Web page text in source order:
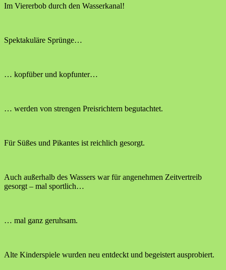
Im Viererbob durch den Wasserkanal!
Spektakuläre Sprünge…
… kopfüber und kopfunter…
… werden von strengen Preisrichtern begutachtet.
Für Süßes und Pikantes ist reichlich gesorgt.
Auch außerhalb des Wassers war für angenehmen Zeitvertreib
gesorgt – mal sportlich…
… mal ganz geruhsam.
Alte Kinderspiele wurden neu entdeckt und begeistert ausprobiert.